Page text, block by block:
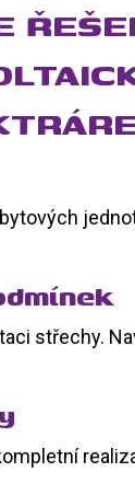
střechy.